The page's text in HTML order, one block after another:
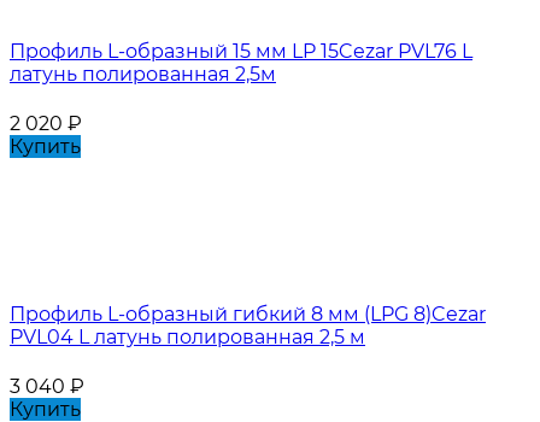
Профиль L-образный 15 мм LP 15Cezar PVL76 L
латунь полированная 2,5м
2 020 ₽
Купить
Профиль L-образный гибкий 8 мм (LPG 8)Cezar
PVL04 L латунь полированная 2,5 м
3 040 ₽
Купить